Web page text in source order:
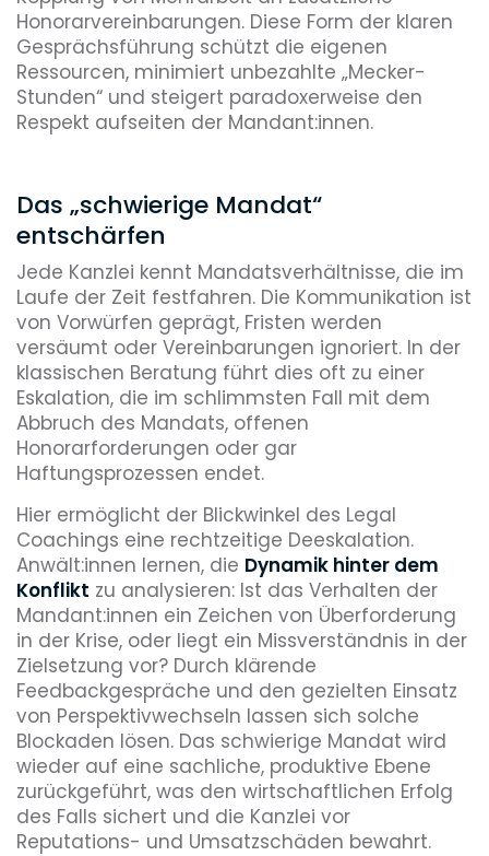
Honorarvereinbarungen. Diese Form der klaren
Gesprächsführung schützt die eigenen
Ressourcen, minimiert unbezahlte „Mecker-
Stunden“ und steigert paradoxerweise den
Respekt aufseiten der Mandant:innen.
Das „schwierige Mandat“
entschärfen
Jede Kanzlei kennt Mandatsverhältnisse, die im
Laufe der Zeit festfahren. Die Kommunikation ist
von Vorwürfen geprägt, Fristen werden
versäumt oder Vereinbarungen ignoriert. In der
klassischen Beratung führt dies oft zu einer
Eskalation, die im schlimmsten Fall mit dem
Abbruch des Mandats, offenen
Honorarforderungen oder gar
Haftungsprozessen endet.
Hier ermöglicht der Blickwinkel des Legal
Coachings eine rechtzeitige Deeskalation.
Anwält:innen lernen, die Dynamik hinter dem
Konflikt zu analysieren: Ist das Verhalten der
Mandant:innen ein Zeichen von Überforderung
in der Krise, oder liegt ein Missverständnis in der
Zielsetzung vor? Durch klärende
Feedbackgespräche und den gezielten Einsatz
von Perspektivwechseln lassen sich solche
Blockaden lösen. Das schwierige Mandat wird
wieder auf eine sachliche, produktive Ebene
zurückgeführt, was den wirtschaftlichen Erfolg
des Falls sichert und die Kanzlei vor
Reputations- und Umsatzschäden bewahrt.